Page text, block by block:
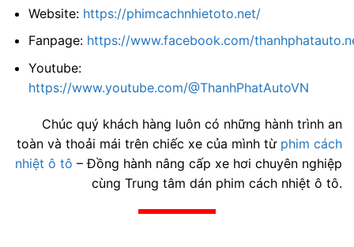
Website: https://phimcachnhietoto.net/
Fanpage: https://www.facebook.com/
Youtube:
https://www.youtube.com/@ThanhPhatAutoVN
Chúc quý khách hàng luôn có những hành trình an
toàn và thoải mái trên chiếc xe của mình từ phim cách
nhiệt ô tô – Đồng hành nâng cấp xe hơi chuyên nghiệp
cùng Trung tâm dán phim cách nhiệt ô tô.